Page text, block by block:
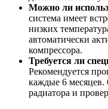
Можно ли
система имеет
низких
автоматически
компрессора.
Требуется ли
Рекомендуется
каждые 6 месяцев.
радиатора и